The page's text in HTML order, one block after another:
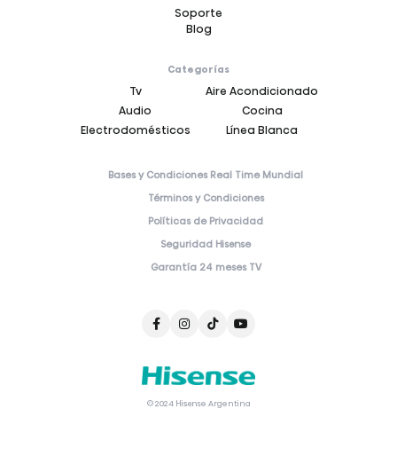
Soporte
Blog
Categorías
Tv
Aire Acondicionado
Audio
Cocina
Electrodomésticos
Línea Blanca
Bases y Condiciones Real Time Mundial
Términos y Condiciones
Políticas de Privacidad
Seguridad Hisense
Garantía 24 meses TV
© 2024 Hisense Argentina